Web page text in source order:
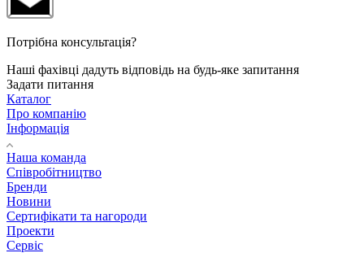
Потрібна консультація?
Наші фахівці дадуть відповідь на будь-яке запитання
Задати питання
Каталог
Про компанію
Інформація
Наша команда
Співробітництво
Бренди
Новини
Сертифікати та нагороди
Проекти
Сервіс